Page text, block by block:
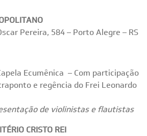
Pereira, 584 – Porto Alegre – RS
Ecumênica – Com participação
e regência do Frei Leonardo
de violinistas e flautistas
CRISTO REI